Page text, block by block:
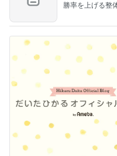
勝率を上げる整